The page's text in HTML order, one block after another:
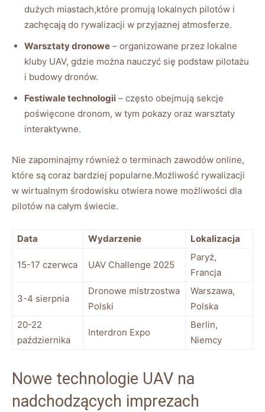
dużych miastach,które⁤ promują lokalnych‍ pilotów i
zachęcają do rywalizacji‌ w ‌przyjaznej atmosferze.
Warsztaty dronowe – organizowane ‌przez lokalne
kluby UAV,⁢ gdzie można​ nauczyć się podstaw pilotażu
i budowy dronów.
Festiwale technologii – często obejmują sekcje
poświęcone‍ dronom,⁣ w tym pokazy oraz warsztaty⁢
interaktywne.
Nie ⁤zapominajmy również o terminach zawodów online,⁢
które są⁣ coraz bardziej popularne.Możliwość⁤ rywalizacji
w wirtualnym środowisku otwiera nowe możliwości dla
pilotów na całym ‍świecie.
Data Wydarzenie Lokalizacja
15-17 czerwca UAV Challenge 2025
Paryż,
Francja
3-4 ⁢sierpnia
Dronowe mistrzostwa
⁣Polski
Warszawa,
Polska
20-22
października
Interdron⁤ Expo
Berlin,
Niemcy
Nowe technologie UAV⁢ na
nadchodzących imprezach